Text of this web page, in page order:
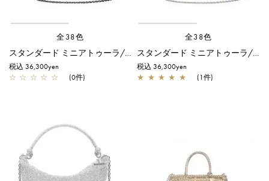
全38色
スタンダード ミニアトゥーラ/ファンゴカーキ ドッピオ
税込 36,300yen
☆ ☆ ☆ ☆ ☆ (0件)
全38色
スタンダード ミニアトゥーラ/グレイッシュホワイトシルバー
税込 36,300yen
★ ★ ★ ★ ★ (1件)